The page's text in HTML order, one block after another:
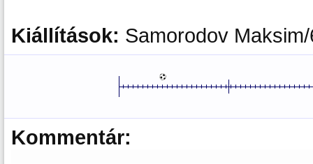
Kiállítások: Samorodov
Kommentár: